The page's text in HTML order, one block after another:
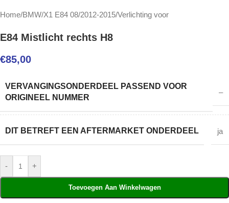
Home/BMW/X1 E84 08/2012-2015/Verlichting voor
E84 Mistlicht rechts H8
€85,00
VERVANGINGSONDERDEEL PASSEND VOOR
ORIGINEEL NUMMER
–
DIT BETREFT EEN AFTERMARKET ONDERDEEL ja
- +
Toevoegen Aan Winkelwagen